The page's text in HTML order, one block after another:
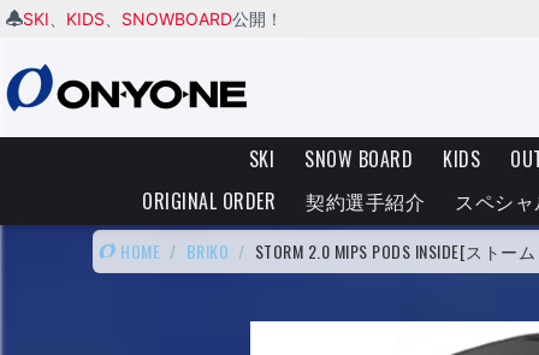
SKI KIDS SNOWBOARD公開！
SKI SNOW BOARD KIDS
ORIGINAL ORDER
契約選手紹介 スペシ
HOME / BRIKO / STORM 2.0 MIPS PODS INSIDE[スト